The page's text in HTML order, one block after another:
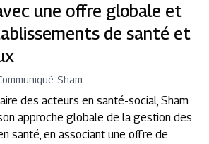
une offre globale et
de santé et
-Sham
des acteurs en santé-social, Sham
approche globale de la gestion des
santé, en associant une offre de